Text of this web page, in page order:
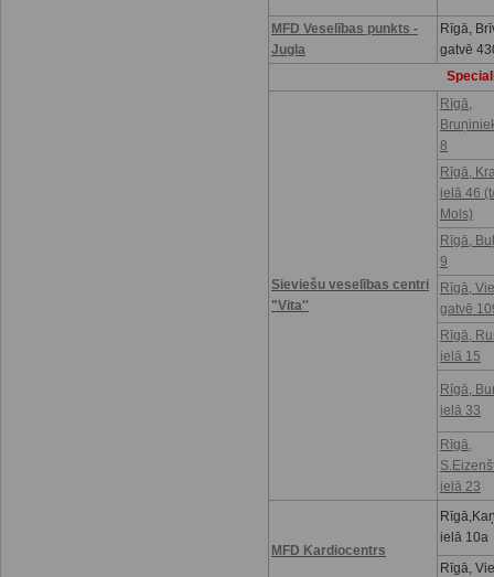
MFD Veselības punkts -
Jugla
Rīgā,
gatvē
Sieviešu veselības centri
"Vita''
Rīgā,
8
Rīgā,
ielā 46
Mols)
Rīgā,
9
Rīgā,
gatvē
Rīgā,
ielā 15
Rīgā,
ielā 33
Rīgā,
ielā 23
MFD Kardiocentrs
ielā 10a
Rīgā,